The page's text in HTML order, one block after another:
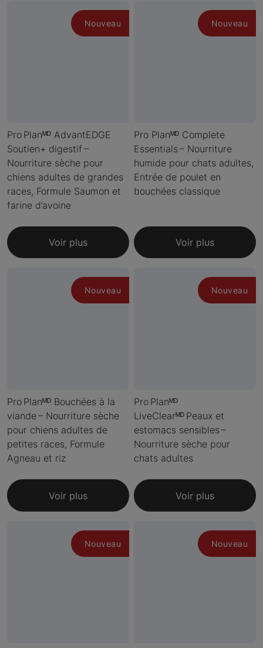
Nouveau
Pro Planᴹᴰ AdvantEDGE
Soutien+ digestif –
Nourriture sèche pour
chiens adultes de grandes
races, Formule Saumon et
farine d’avoine
Voir plus
Nouveau
Pro Planᴹᴰ Complete
Essentials – Nourriture
humide pour chats adultes,
Entrée de poulet en
bouchées classique
Voir plus
Nouveau
Pro Planᴹᴰ Bouchées à la
viande – Nourriture sèche
pour chiens adultes de
petites races, Formule
Agneau et riz
Voir plus
Nouveau
Pro Planᴹᴰ
LiveClearᴹᴰ Peaux et
estomacs sensibles –
Nourriture sèche pour
chats adultes
Voir plus
Nouveau Nouveau